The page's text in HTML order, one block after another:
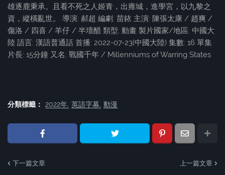
雄逐鹿秉承。且看不死之人姬青，出雍城，進學宮，以九黎之
資，縱橫亂世。 導演: 郝超 編劇: 苗銥 主演: 陳張太康 / 趙爽 /
傷洛 / 四喜 / 羊仔 / 半壇醋 類型: 動畫 製片國家/地區: 中國大
陸 語言: 漢語普通話 首播: 2022-07-23(中國大陸) 集數: 16 單集
片長: 15分鐘 又名: 戰國千年 / Millenniums of Warring States
分類標籤： 2022年 英語字幕 動漫
下一篇文章 上一篇文章